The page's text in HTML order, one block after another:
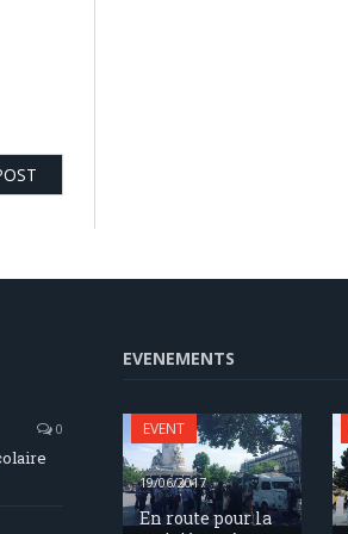
0
EVENEMENTS
EVENT
19/06/2017
En route pour la